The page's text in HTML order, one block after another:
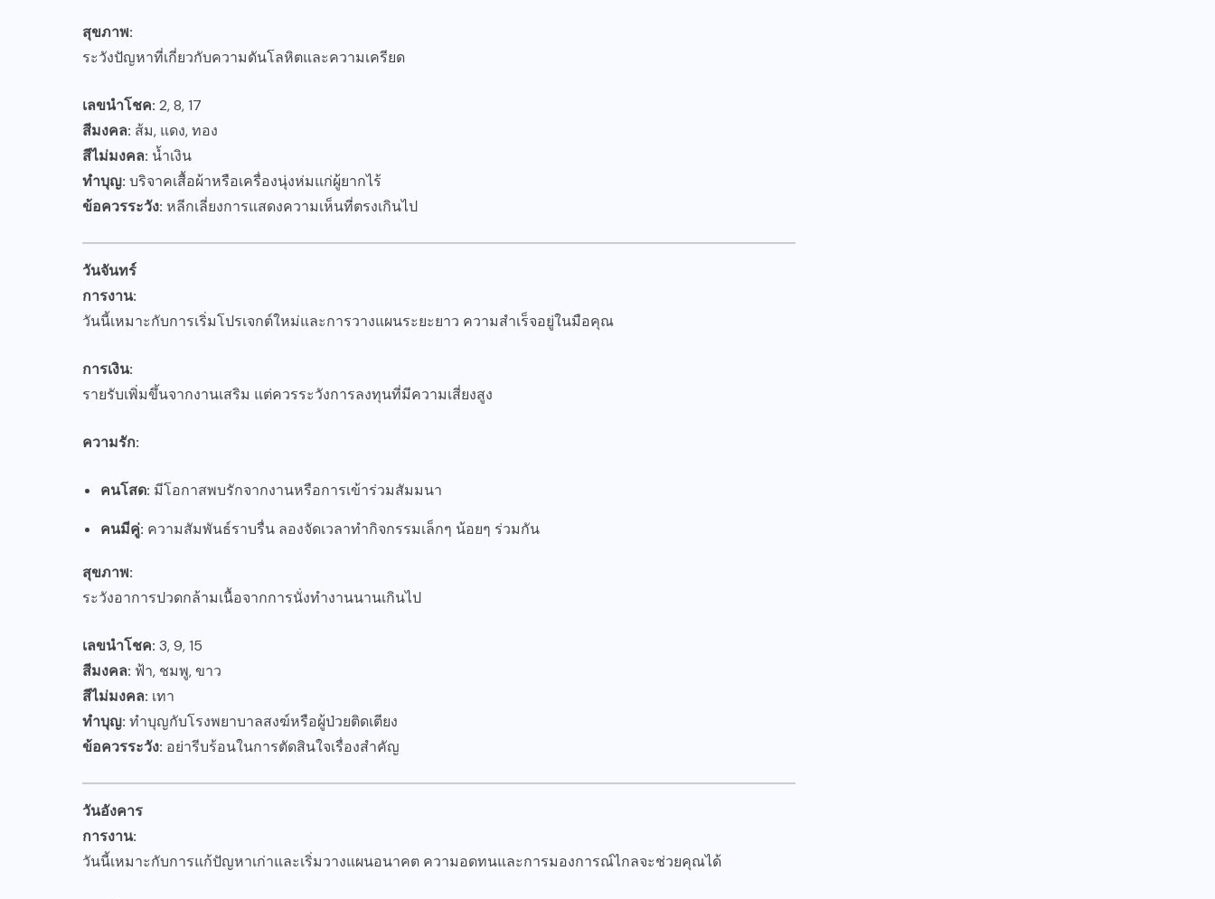
สุขภาพ:
ระวังปัญหาที่เกี่ยวกับความดันโลหิตและความเครียด
เลขนำโชค: 2, 8, 17
สีมงคล: ส้ม, แดง, ทอง
สีไม่มงคล: น้ำเงิน
ทำบุญ: บริจาคเสื้อผ้าหรือเครื่องนุ่งห่มแก่ผู้ยากไร้
ข้อควรระวัง: หลีกเลี่ยงการแสดงความเห็นที่ตรงเกินไป
วันจันทร์
การงาน:
วันนี้เหมาะกับการเริ่มโปรเจกต์ใหม่และการวางแผนระยะยาว ความสำเร็จอยู่ในมือคุณ
การเงิน:
รายรับเพิ่มขึ้นจากงานเสริม แต่ควรระวังการลงทุนที่มีความเสี่ยงสูง
ความรัก:
คนโสด: มีโอกาสพบรักจากงานหรือการเข้าร่วมสัมมนา
คนมีคู่: ความสัมพันธ์ราบรื่น ลองจัดเวลาทำกิจกรรมเล็กๆ น้อยๆ ร่วมกัน
สุขภาพ:
ระวังอาการปวดกล้ามเนื้อจากการนั่งทำงานนานเกินไป
เลขนำโชค: 3, 9, 15
สีมงคล: ฟ้า, ชมพู, ขาว
สีไม่มงคล: เทา
ทำบุญ: ทำบุญกับโรงพยาบาลสงฆ์หรือผู้ป่วยติดเตียง
ข้อควรระวัง: อย่ารีบร้อนในการตัดสินใจเรื่องสำคัญ
วันอังคาร
การงาน:
วันนี้เหมาะกับการแก้ปัญหาเก่าและเริ่มวางแผนอนาคต ความอดทนและการมองการณ์ไกลจะช่วยคุณได้